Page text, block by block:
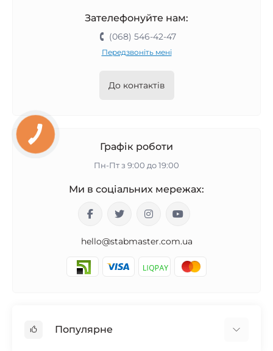
Зателефонуйте нам:
(068) 546-42-47
Передзвоніть мені
До контактів
Графік роботи
Пн-Пт з 9:00 до 19:00
Ми в соціальних мережах:
hello@stabmaster.com.ua
Популярне